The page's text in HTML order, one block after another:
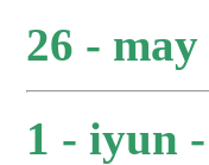
26 -
1 - iyun